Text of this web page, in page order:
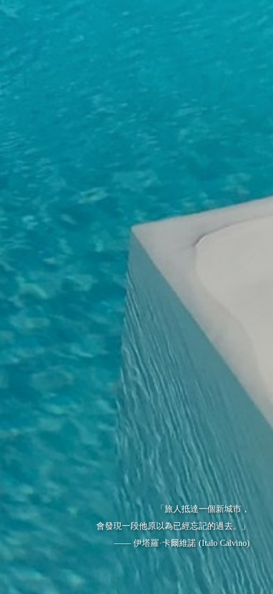
「旅人抵達一個新城市，
會發現一段他原以為已經忘記的過去。」
—— 伊塔羅·卡爾維諾 (Italo Calvino)